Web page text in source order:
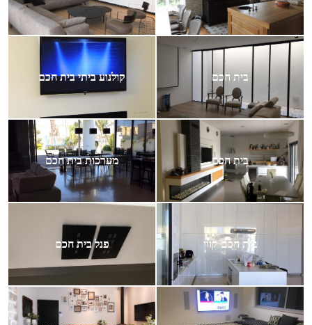
בית חכם קולנוע ביתי בית חכם
בית חכם מערכות בית חכם
בית חכם קווי פנל בית חכם